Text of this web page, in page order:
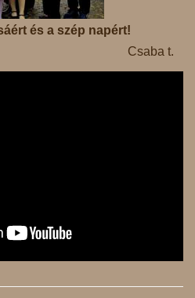
és a szép napért!
Csaba t.